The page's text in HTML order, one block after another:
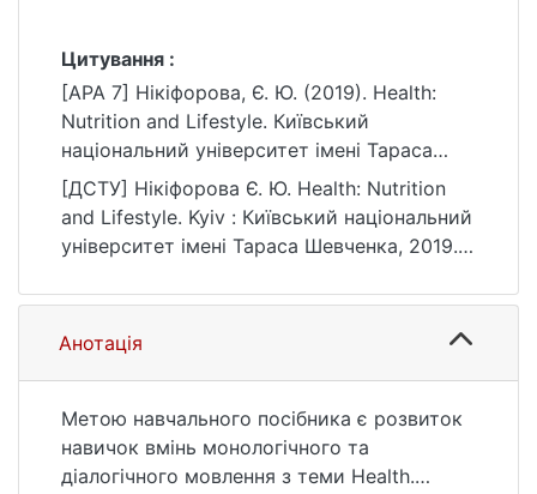
Цитування :
[APA 7] Нікіфорова, Є. Ю. (2019). Health:
Nutrition and Lifestyle. Київський
національний університет імені Тараса
Шевченка.
https://ir.library.knu.ua/handle/15071834/638
7
[ДСТУ] Нікіфорова Є. Ю. Health: Nutrition
and Lifestyle. Kyiv : Київський національний
університет імені Тараса Шевченка, 2019.
https://ir.library.knu.ua/handle/15071834/638
7 (date of access: 25.07.2026).
Анотація
Метою навчального посібника є розвиток
навичок вмінь монологічного та
діалогічного мовлення з теми Health.